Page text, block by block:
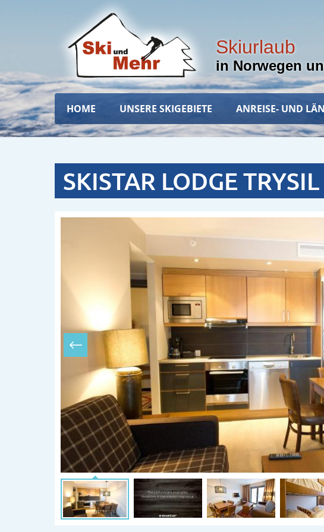
Skiurlaub
in Norwegen
Hauptnavigation
HOME UNSERE SKIGEBIETE ANREISE- UND
SKISTAR LODGE